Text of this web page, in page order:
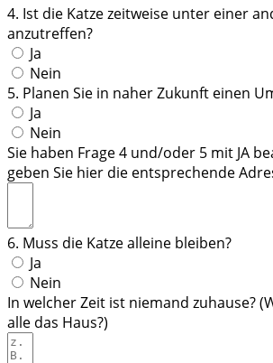
4. Ist die Katze zeitweise unter einer
anzutreffen?
Ja
Nein
5. Planen Sie in naher Zukunft einen
Ja
Nein
Sie haben Frage 4 und/oder 5 mit JA
geben Sie hier die entsprechende
6. Muss die Katze alleine bleiben?
Ja
Nein
In welcher Zeit ist niemand zuhause?
alle das Haus?)